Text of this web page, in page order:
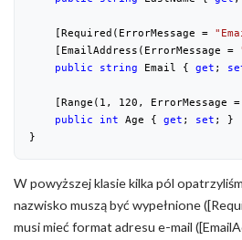
    [Required(ErrorMessage =
    [EmailAddress(ErrorMessage =
public
string Email { get ;
    [Range(
1 , 120 , ErrorMessage =
public
int Age { get ; set ; }
}
W powyższej klasie kilka pól
nazwisko muszą być wypełnione
musi mieć format adresu e-mail